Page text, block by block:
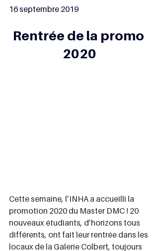
16 septembre 2019
Rentrée de la promo
2020
Cette semaine, l’INHA a accueilli la
promotion 2020 du Master DMC ! 20
nouveaux étudiants, d’horizons tous
différents, ont fait leur rentrée dans les
locaux de la Galerie Colbert, toujours